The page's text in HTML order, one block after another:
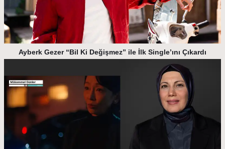
Ayberk Gezer “Bil Ki Değişmez” ile İlk Single’ını Çıkardı